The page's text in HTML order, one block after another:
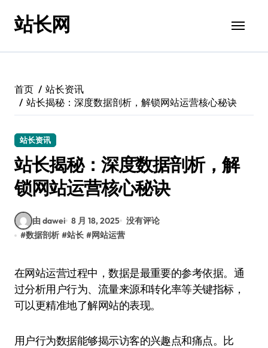
站长网
首页
站长资讯
站长揭秘：深度数据剖析，解锁网站运营核心秘诀
站长资讯
站长揭秘：深度数据剖析，解
锁网站运营核心秘诀
由 dawei 8 月 18, 2025 没有评论
#数据剖析 #站长 #网站运营
在网站运营过程中，数据是最重要的参考依据。通
过分析用户行为、流量来源和转化率等关键指标，
可以更精准地了解网站的表现。
用户行为数据能够揭示访客的兴趣点和痛点。比